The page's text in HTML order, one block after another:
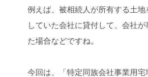
例えば、被相続人が所有する土地
していた会社に貸付して、会社
た場合などですね。
今回は、「特定同族会社事業用